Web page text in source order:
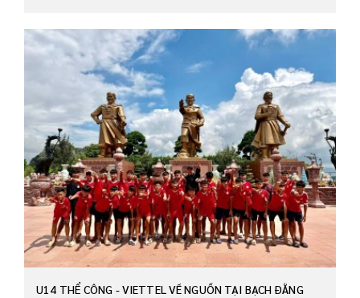
U14 THỂ CÔNG - VIETTEL VỀ NGUỒN TẠI BẠCH ĐẰNG